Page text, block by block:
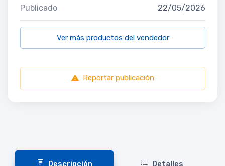
Publicado 22/05/2026
Ver más productos del vendedor
Reportar publicación
Descripción Detalles